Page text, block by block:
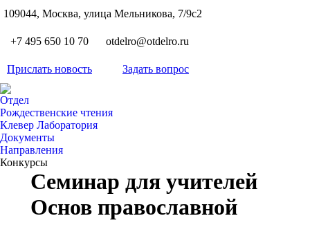
109044, Москва, улица Мельникова, 7/9с2
+7 495 650 10 70 otdelro@otdelro.ru
Прислать новость Задать вопрос
Отдел
Рождественские чтения
Клевер Лаборатория
Документы
Направления
Конкурсы
Семинар для учителей
Основ православной